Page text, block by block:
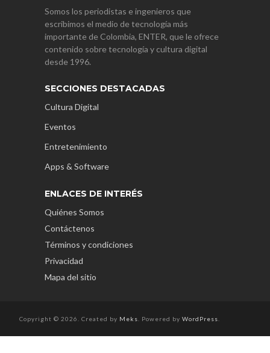
Somos los periodistas e ingenieros que
escribimos el medio de tecnología más
importante de Colombia, ENTER, que le ofrece
contenido sobre tecnología y cultura digital
desde 1996.
SECCIONES DESTACADAS
Cultura Digital
Eventos
Entretenimiento
Apps & Software
ENLACES DE INTERÉS
Quiénes Somos
Contáctenos
Términos y condiciones
Privacidad
Mapa del sitio
Copyright © 2026. Created by Meks . Powered by WordPress